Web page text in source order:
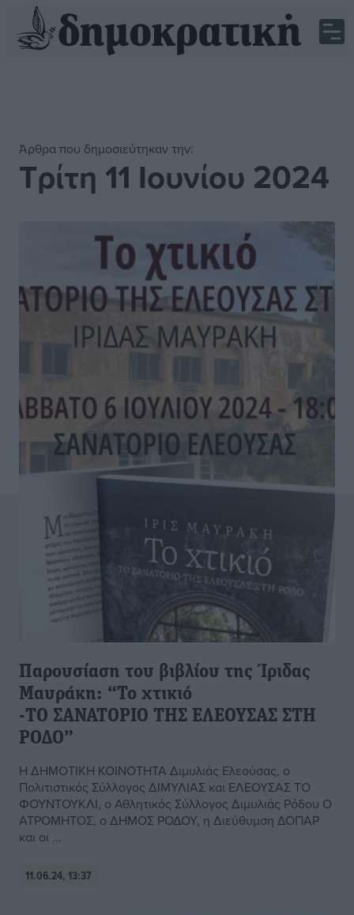
Άρθρα που δημοσιεύτηκαν την:
Τρίτη 11 Ιουνίου 2024
Παρουσίαση του βιβλίου της Ίριδας
Μαυράκη: “Το χτικιό
-ΤΟ ΣΑΝΑΤΟΡΙΟ ΤΗΣ ΕΛΕΟΥΣΑΣ ΣΤΗ
ΡΟΔΟ”
Η ΔΗΜΟΤΙΚΗ ΚΟΙΝΟΤΗΤΑ Διμυλιάς Ελεούσας, ο
Πολιτιστικός Σύλλογος ΔΙΜΥΛΙΑΣ και ΕΛΕΟΥΣΑΣ ΤΟ
ΦΟΥΝΤΟΥΚΛΙ, ο Αθλητικός Σύλλογος Διμυλιάς Ρόδου Ο
ΑΤΡΟΜΗΤΟΣ, ο ΔΗΜΟΣ ΡΟΔΟΥ, η Διεύθυμση ΔΟΠΑΡ
και οι ...
11.06.24, 13:37